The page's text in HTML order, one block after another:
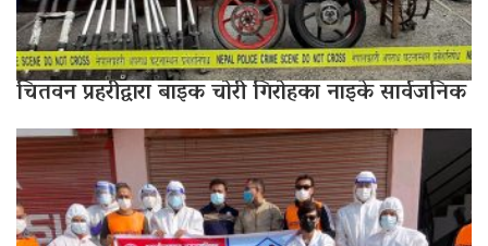
चितवन प्रहरीद्वारा बाइक चोरी गिरोहका नाइके सार्वजनिक